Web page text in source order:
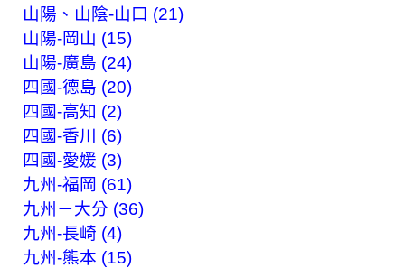
山陽、山陰-山口 (21)
山陽-岡山 (15)
山陽-廣島 (24)
四國-德島 (20)
四國-高知 (2)
四國-香川 (6)
四國-愛媛 (3)
九州-福岡 (61)
九州－大分 (36)
九州-長崎 (4)
九州-熊本 (15)